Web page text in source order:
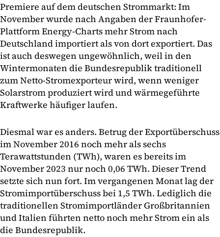
Premiere auf dem deutschen Strommarkt: Im
November wurde nach Angaben der Fraunhofer-
Plattform Energy-Charts mehr Strom nach
Deutschland importiert als von dort exportiert. Das
ist auch deswegen ungewöhnlich, weil in den
Wintermonaten die Bundesrepublik traditionell
zum Netto-Stromexporteur wird, wenn weniger
Solarstrom produziert wird und wärmegeführte
Kraftwerke häufiger laufen.
Diesmal war es anders. Betrug der Exportüberschuss
im November 2016 noch mehr als sechs
Terawattstunden (TWh), waren es bereits im
November 2023 nur noch 0,06 TWh. Dieser Trend
setzte sich nun fort. Im vergangenen Monat lag der
Stromimportüberschuss bei 1,5 TWh. Lediglich die
traditionellen Stromimportländer Großbritannien
und Italien führten netto noch mehr Strom ein als
die Bundesrepublik.